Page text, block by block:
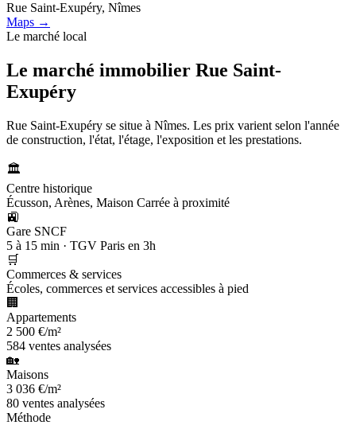
Rue Saint-Exupéry, Nîmes
Maps →
Le marché local
Le marché immobilier Rue Saint-
Exupéry
Rue Saint-Exupéry se situe à Nîmes. Les prix varient selon l'année
de construction, l'état, l'étage, l'exposition et les prestations.
🏛️
Centre historique
Écusson, Arènes, Maison Carrée à proximité
🚉
Gare SNCF
5 à 15 min · TGV Paris en 3h
🛒
Commerces & services
Écoles, commerces et services accessibles à pied
🏢
Appartements
2 500 €/m²
584 ventes analysées
🏡
Maisons
3 036 €/m²
80 ventes analysées
Méthode